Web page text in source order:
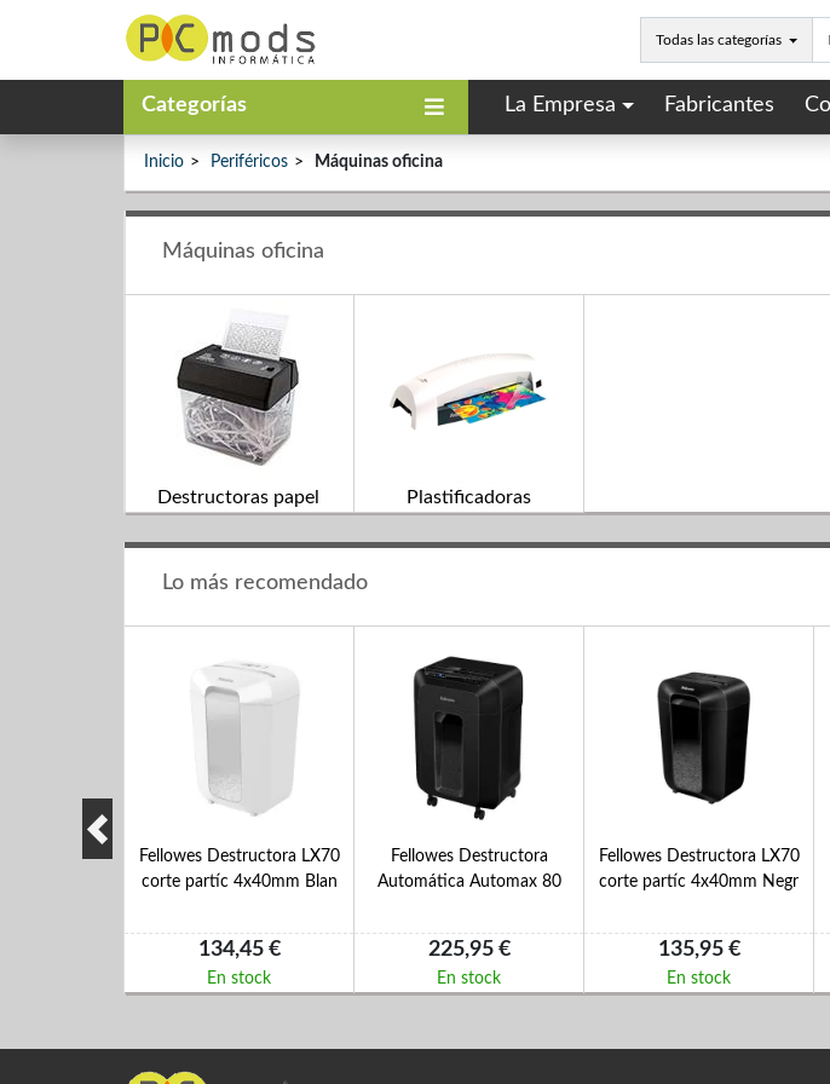
Todas las categorías
Categorías La Empresa Fabricantes
Inicio Periféricos Máquinas oficina
Máquinas oficina
Destructoras papel Plastificadoras
Lo más recomendado
60CS
Fellowes Destructora LX70
corte partíc 4x40mm Blan
134,45 €
En stock
Fellowes Destructora
Automática Automax 80
225,95 €
En stock
Fellowes Destructora LX70
corte partíc 4x40mm Negr
135,95 €
En stock